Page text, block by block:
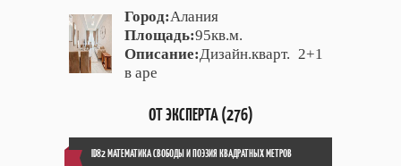
Город:Алания
Площадь:95кв.м.
Описание: Дизайн.кварт. 2+1
в аре
ОТ ЭКСПЕРТА (276)
ID82 МАТЕМАТИКА СВОБОДЫ И ПОЭЗИЯ КВАДРАТНЫХ МЕТРОВ